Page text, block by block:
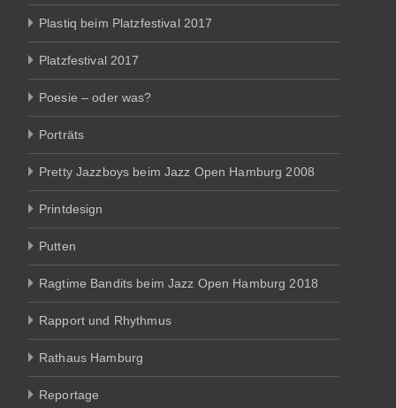
Plastiq beim Platzfestival 2017
Platzfestival 2017
Poesie – oder was?
Porträts
Pretty Jazzboys beim Jazz Open Hamburg 2008
Printdesign
Putten
Ragtime Bandits beim Jazz Open Hamburg 2018
Rapport und Rhythmus
Rathaus Hamburg
Reportage